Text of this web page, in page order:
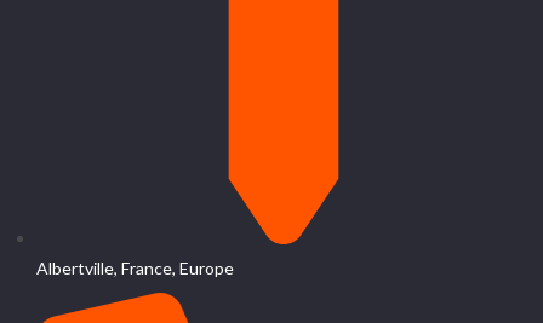
Albertville, France, Europe